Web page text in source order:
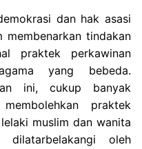
dan hak asasi
membenarkan tindakan
praktek perkawinan
yang bebeda.
ini, cukup banyak
praktek
muslim dan wanita
oleh